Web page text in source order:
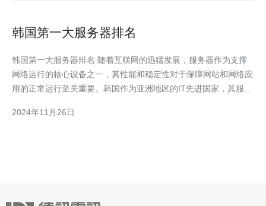
韩国第一大服务器排名
韩国第一大服务器排名 随着互联网的迅猛发展，服务器作为支撑
网络运行的核心设备之一，其性能和稳定性对于保障网站和网络应
用的正常运行至关重要。韩国作为亚洲地区的IT先进国家，其服务
牌，并探讨其在市场上的表现和用户口碑。 目前在韩国，有许多
2024年11月26日